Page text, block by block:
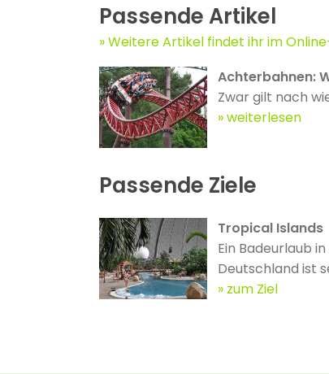
Passende Artikel
Weitere Artikel findet ihr im
Achterbahnen:
Zwar gilt nach
weiterlesen
Passende Ziele
Tropical Islands
Ein Badeurlaub
Deutschland ist
zum Ziel